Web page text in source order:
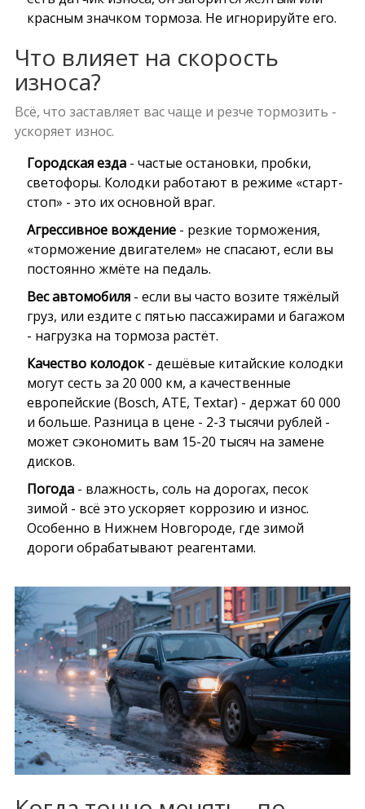
красным значком тормоза. Не игнорируйте его.
Что влияет на скорость
износа?
Всё, что заставляет вас чаще и резче тормозить -
ускоряет износ.
Городская езда- частые остановки, пробки,
светофоры. Колодки работают в режиме «старт-
стоп» - это их основной враг.
Агрессивное вождение- резкие торможения,
«торможение двигателем» не спасают, если вы
постоянно жмёте на педаль.
Вес автомобиля- если вы часто возите тяжёлый
груз, или ездите с пятью пассажирами и багажом
- нагрузка на тормоза растёт.
Качество колодок- дешёвые китайские колодки
могут сесть за 20 000 км, а качественные
европейские (Bosch, ATE, Textar) - держат 60 000
и больше. Разница в цене - 2-3 тысячи рублей -
может сэкономить вам 15-20 тысяч на замене
дисков.
Погода- влажность, соль на дорогах, песок
зимой - всё это ускоряет коррозию и износ.
Особенно в Нижнем Новгороде, где зимой
дороги обрабатывают реагентами.